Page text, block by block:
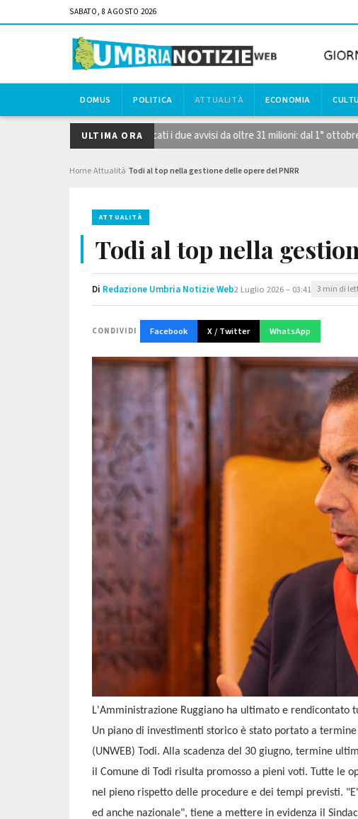
SABATO, 8 AGOSTO 2026
DOMUS POLITICA ATTUALITÀ ECONOMIA
ULTIMA ORA
strategiche STEP, pubblicati i due avvisi da oltre 31 milioni: dal 1° ottobre le
HomeAttualità Todi al top nella gestione delle opere del PNRR
ATTUALITÀ
Todi al top nella
Di Redazione Umbria Notizie Web2 Luglio 2026 – 03:41 3 min di
CONDIVIDI Facebook X / Twitter WhatsApp
L'Amministrazione Ruggiano ha ultimato e rendicontato
Un piano di investimenti storico è stato portato a
(UNWEB) Todi. Alla scadenza del 30 giugno, termine
il Comune di Todi risulta promosso a pieni voti. Tutte le
nel pieno rispetto delle procedure e dei tempi previsti.
ed anche nazionale", tiene a mettere in evidenza il